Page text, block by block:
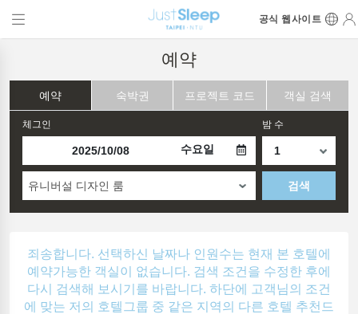
공식 웹사이트
예약
예약 숙박권 프로젝트 코드 객실 검색
체그인
수요일
밤 수
유니버설 디자인 룸 검색
죄송합니다. 선택하신 날짜나 인원수는 현재 본 호텔에
예약가능한 객실이 없습니다. 검색 조건을 수정한 후에
다시 검색해 보시기를 바랍니다. 하단에 고객님의 조건
에 맞는 저의 호텔그룹 중 같은 지역의 다른 호텔 추천드